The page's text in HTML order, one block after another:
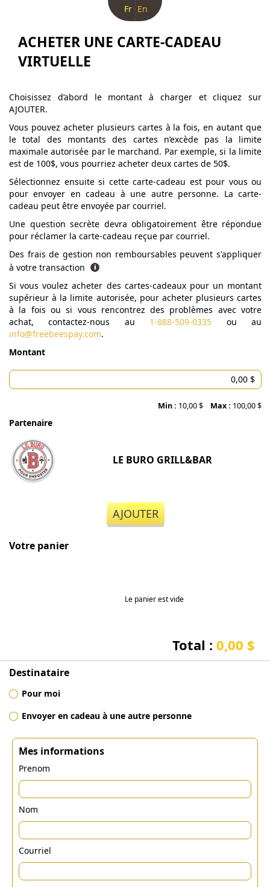
Fr En
ACHETER UNE CARTE-CADEAU
VIRTUELLE
Choisissez d’abord le montant à charger et cliquez sur
AJOUTER.
Vous pouvez acheter plusieurs cartes à la fois, en autant que
le total des montants des cartes n’excède pas la limite
maximale autorisée par le marchand. Par exemple, si la limite
est de 100$, vous pourriez acheter deux cartes de 50$.
Sélectionnez ensuite si cette carte-cadeau est pour vous ou
pour envoyer en cadeau à une autre personne. La carte-
cadeau peut être envoyée par courriel.
Une question secrète devra obligatoirement être répondue
pour réclamer la carte-cadeau reçue par courriel.
Des frais de gestion non remboursables peuvent s'appliquer
à votre transaction
Si vous voulez acheter des cartes-cadeaux pour un montant
supérieur à la limite autorisée, pour acheter plusieurs cartes
à la fois ou si vous rencontrez des problèmes avec votre
achat, contactez-nous au 1-888-509-0335 ou au
info@freebeespay.com.
Montant
Min : 10,00 $ Max : 100,00 $
Partenaire
LE BURO GRILL&BAR
AJOUTER
Votre panier
Le panier est vide
Total : 0,00 $
Destinataire
Pour moi
Envoyer en cadeau à une autre personne
Mes informations
Prenom
Nom
Courriel